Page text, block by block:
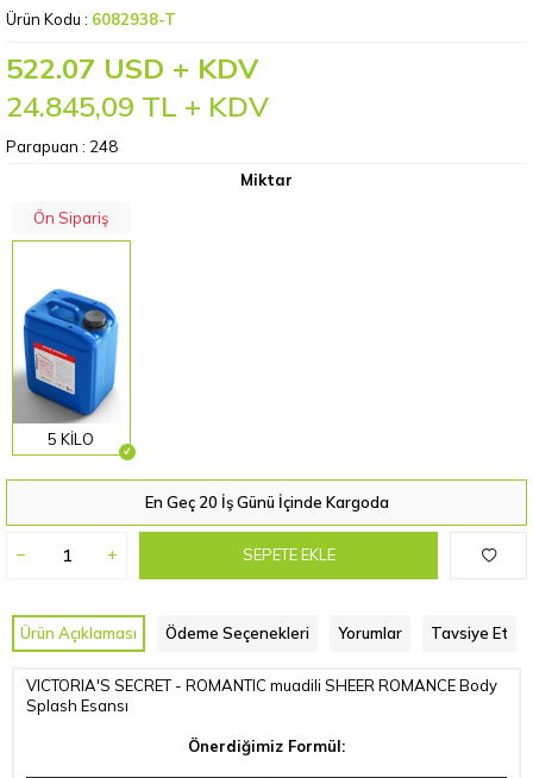
Ürün Kodu : 6082938-T
522.07 USD + KDV
24.845,09 TL + KDV
Parapuan : 248
Miktar
Ön Sipariş
5 KİLO
En Geç 20 İş Günü İçinde Kargoda
SEPETE EKLE
Ürün Açıklaması Ödeme Seçenekleri Yorumlar Tavsiye Et
VICTORIA'S SECRET - ROMANTIC muadili SHEER ROMANCE Body
Splash Esansı
Önerdiğimiz Formül: